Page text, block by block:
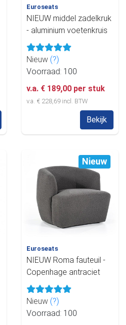
Euroseats
NIEUW middel zadelkruk
- aluminium voetenkruis
Nieuw (?)
Voorraad: 100
v.a. € 189,00 per stuk
v.a. € 228,69 incl. BTW
Bekijk
Nieuw
Euroseats
NIEUW Roma fauteuil -
Copenhage antraciet
Nieuw (?)
Voorraad: 100